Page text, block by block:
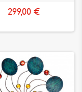
299,00 €